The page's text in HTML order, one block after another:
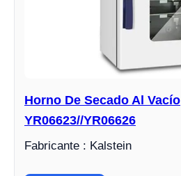
Horno De Secado Al Vacío
YR06623//YR06626
Fabricante : Kalstein